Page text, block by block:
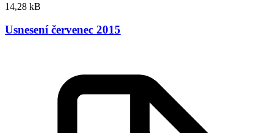
14,28 kB
Usnesení červenec 2015